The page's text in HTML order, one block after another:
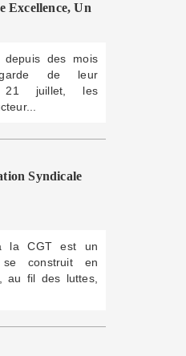
Excellence, Un
des mois
de leur
21 juillet, les
Syndicale
la CGT est un
se construit en
au fil des luttes,